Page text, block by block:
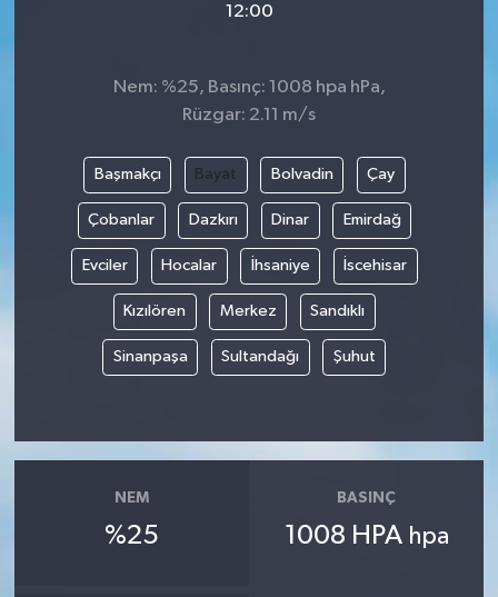
12:00
Nem: %25, Basınç: 1008 hpa hPa,
Rüzgar: 2.11 m/s
Başmakçı Bayat Bolvadin Çay
Çobanlar Dazkırı Dinar Emirdağ
Evciler Hocalar İhsaniye İscehisar
Kızılören Merkez Sandıklı
Sinanpaşa Sultandağı Şuhut
NEM
%25
BASINÇ
1008 HPA hpa